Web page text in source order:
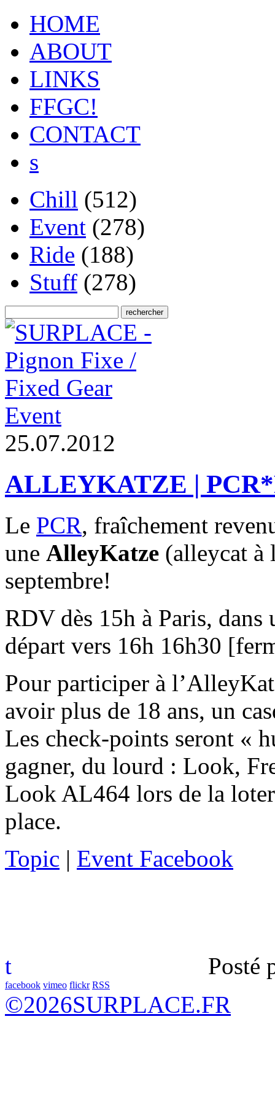
HOME
ABOUT
LINKS
FFGC!
CONTACT
s
Chill (512)
Event (278)
Ride (188)
Stuff (278)
Event
25.07.2012
ALLEYKATZE |
Le PCR, fraîchement
une AlleyKatze (alleycat à
septembre!
RDV dès 15h à Paris,
départ vers 16h 16h30
Pour participer à
avoir plus de 18 ans, un
Les check-points seront «
gagner, du lourd : Look,
Look AL464 lors de la
place.
Topic | Event Facebook
t Posté
facebook vimeo flickr RSS
©2026SURPLACE.FR